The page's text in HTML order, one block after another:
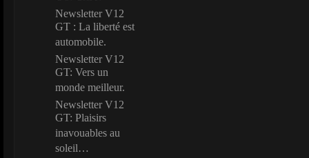
Newsletter V12
GT : La liberté est
automobile.
Newsletter V12
GT: Vers un
monde meilleur.
Newsletter V12
GT: Plaisirs
inavouables au
soleil…